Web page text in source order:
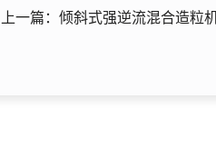
上一篇：倾斜式强逆流混合造粒